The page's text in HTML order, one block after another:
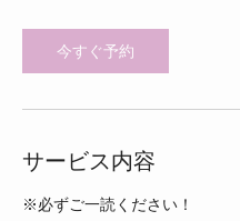
今すぐ予約
サービス内容
※必ずご一読ください！